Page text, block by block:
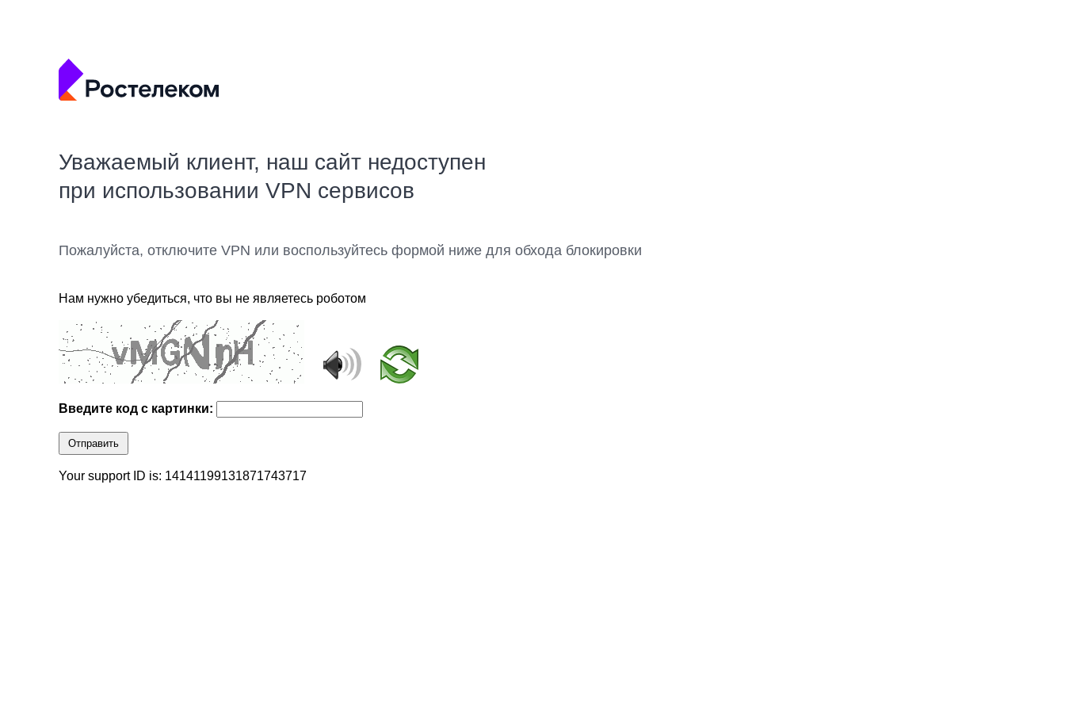
Уважаемый клиент, наш сайт недоступен
при использовании VPN сервисов
Пожалуйста, отключите VPN или воспользуйтесь формой ниже для обхода блокировки
Нам нужно убедиться, что вы не являетесь роботом
Введите код с картинки:
Отправить
Your support ID is: 14141199131871743717